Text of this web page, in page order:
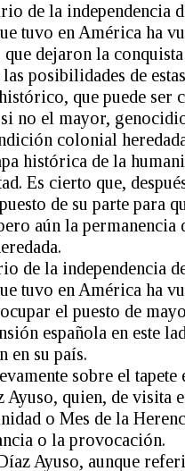
de la
tuvo en América ha
dejaron la
posibilidades de
que puede ser
no el mayor,
colonial
histórica de la
Es cierto que,
de su parte para
aún la
de la independencia
tuvo en América ha
el puesto de
española en este
en su país.
sobre el
quien, de visita
o Mes de la
o la provocación.
Ayuso, aunque